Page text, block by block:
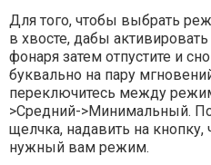
Для того, чтобы выбрать
в хвосте, дабы
фонаря затем отпустите и
буквально на пару
переключитесь между
>Средний->Минимальный.
щелчка, надавить на
нужный вам режим.